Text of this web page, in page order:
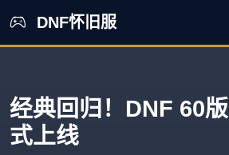
DNF怀旧服
经典回归！DNF 60
式上线